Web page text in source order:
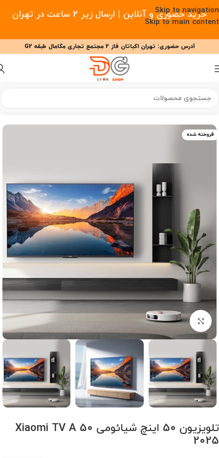
Skip to navigation
Skip to main content
خرید حضوری و آنلاین | ارسال زیر 2 ساعت در تهران
09377477910 - 09127708341 علیزاده
آدرس حضوری: تهران اکباتان فاز 2 مجتمع تجاری مگامال طبقه G2
خانه/صوت و تصویر/تلویزیون/تلویزیون شیائومی
فروخته شده
برای بزرگنمایی کلیک کنید
تلویزیون 50 اینچ شیائومی Xiaomi TV A 50
2025